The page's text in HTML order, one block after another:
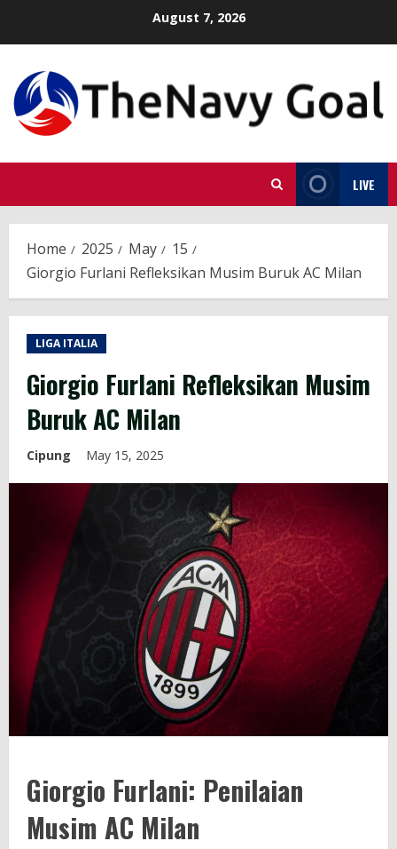
August 7, 2026
LIVE
Home 2025 May
15
Giorgio Furlani Refleksikan Musim Buruk AC Milan
LIGA ITALIA
Giorgio Furlani Refleksikan Musim
Buruk AC Milan
Cipung May 15, 2025
Giorgio Furlani: Penilaian
Musim AC Milan